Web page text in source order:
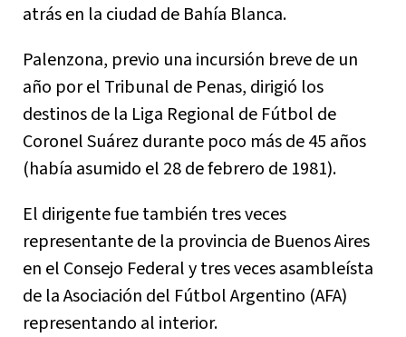
atrás en la ciudad de Bahía Blanca.
Palenzona, previo una incursión breve de un
año por el Tribunal de Penas, dirigió los
destinos de la Liga Regional de Fútbol de
Coronel Suárez durante poco más de 45 años
(había asumido el 28 de febrero de 1981).
El dirigente fue también tres veces
representante de la provincia de Buenos Aires
en el Consejo Federal y tres veces asambleísta
de la Asociación del Fútbol Argentino (AFA)
representando al interior.